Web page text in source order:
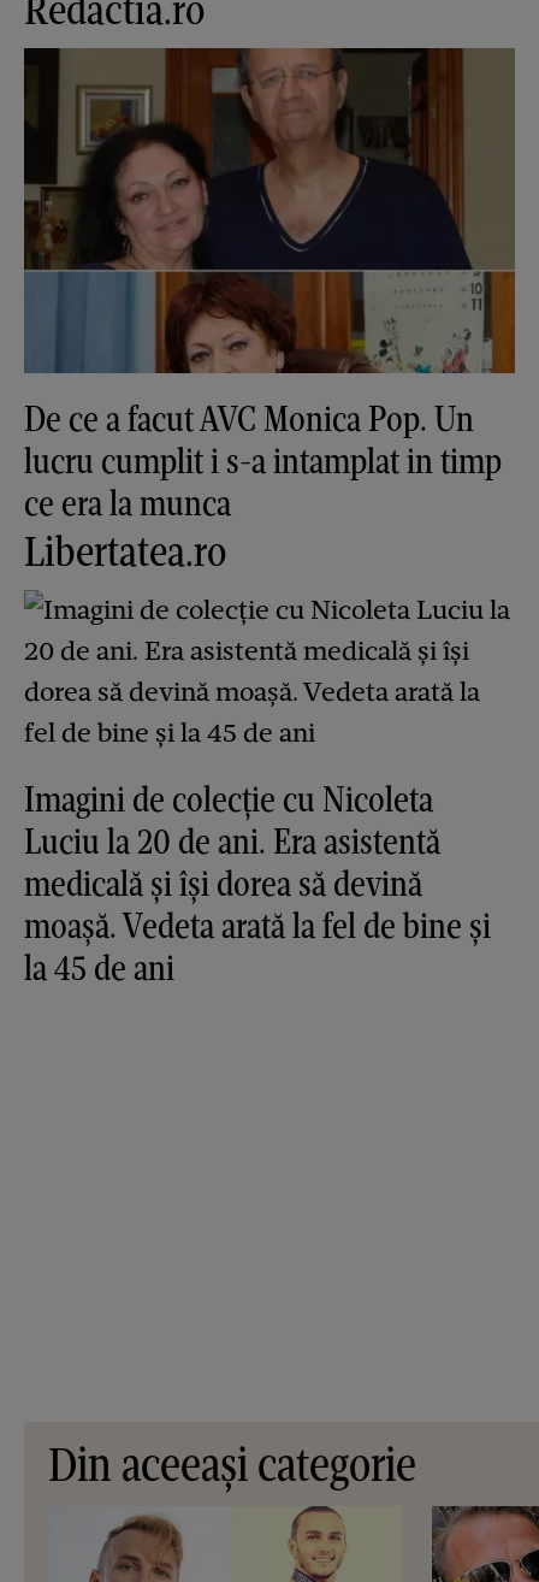
De ce a facut AVC Monica Pop. Un
lucru cumplit i s-a intamplat in timp
ce era la munca
Libertatea.ro
Imagini de colecție cu Nicoleta
Luciu la 20 de ani. Era asistentă
medicală și își dorea să devină
moașă. Vedeta arată la fel de bine și
la 45 de ani
Din aceeași categorie